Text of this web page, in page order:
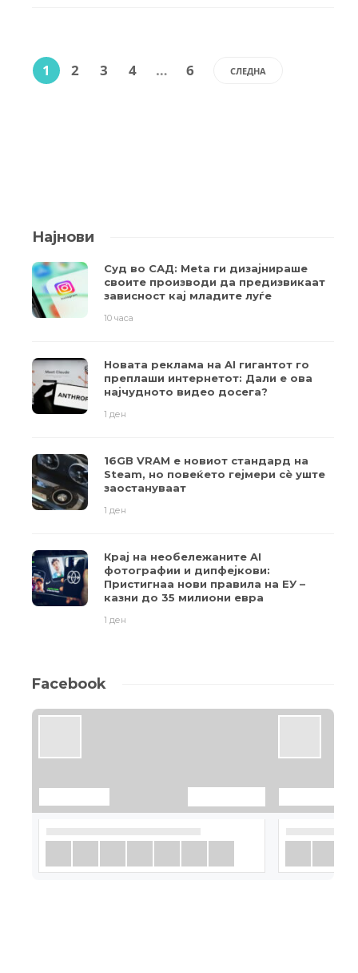
1 2 3 4 … 6 СЛЕДНА
Најнови
Суд во САД: Meta ги дизајнираше
своите производи да предизвикаат
зависност кај младите луѓе
10 часа
Новата реклама на AI гигантот го
преплаши интернетот: Дали е ова
најчудното видео досега?
1 ден
16GB VRAM е новиот стандард на
Steam, но повеќето гејмери ​​сè уште
заостануваат
1 ден
Крај на необележаните AI
фотографии и дипфејкови:
Пристигнаа нови правила на ЕУ –
казни до 35 милиони евра
1 ден
Facebook